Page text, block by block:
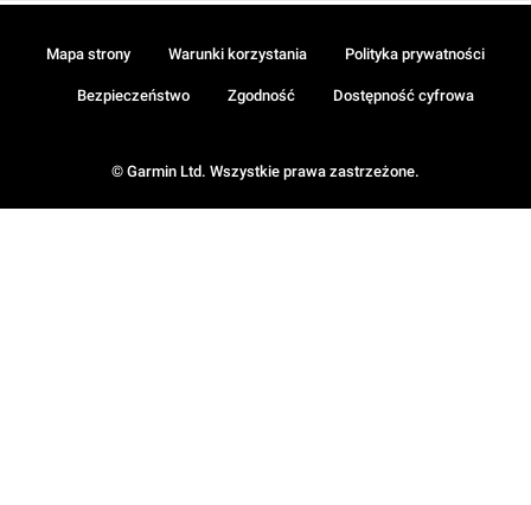
© Garmin Ltd. Wszystkie prawa zastrzeżone.
Mapa strony Warunki korzystania Polityka prywatności
Bezpieczeństwo Zgodność Dostępność cyfrowa